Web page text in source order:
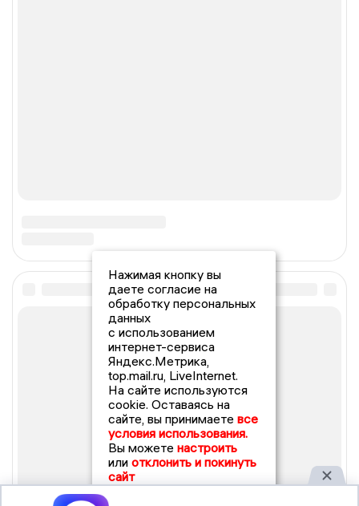
Нажимая кнопку вы
даете согласие на
обработку персональных
данных
с использованием
интернет-сервиса
Яндекс.Метрика,
top.mail.ru, LiveInternet.
На сайте используются
cookie. Оставаясь на
сайте, вы принимаете все
условия использования.
Вы можете настроить
или отклонить и покинуть
сайт